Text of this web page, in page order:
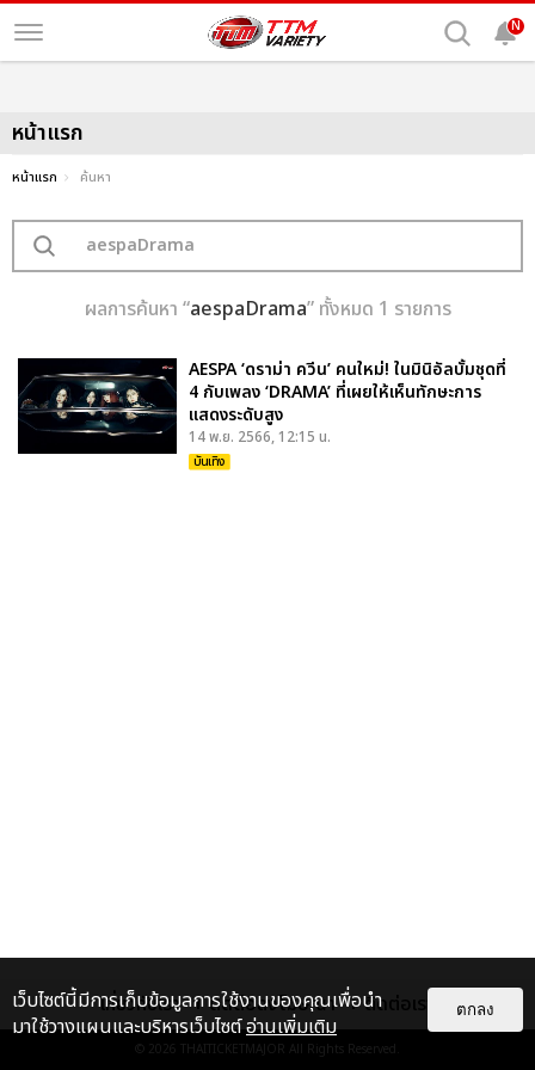
N
หน้าแรก
หน้าแรก ค้นหา
ผลการค้นหา “aespaDrama” ทั้งหมด 1 รายการ
AESPA ‘ดราม่า ควีน’ คนใหม่! ในมินิอัลบั้มชุดที่
4 กับเพลง ‘DRAMA’ ที่เผยให้เห็นทักษะการ
แสดงระดับสูง
14 พ.ย. 2566, 12:15 น.
บันเทิง
เกี่ยวกับเรา ติดต่อลงโฆษณา ติดต่อเรา
© 2026 THAITICKETMAJOR All Rights Reserved.
เว็บไซต์นี้มีการเก็บข้อมูลการใช้งานของคุณเพื่อนำ
มาใช้วางแผนและบริหารเว็บไซต์อ่านเพิ่มเติม
ตกลง